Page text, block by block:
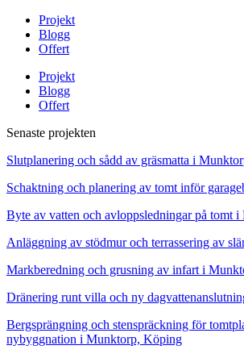
Projekt
Blogg
Offert
Projekt
Blogg
Offert
Senaste projekten
Slutplanering och sådd av gräsmatta i
Schaktning och planering av tomt inför
Byte av vatten och avloppsledningar på tomt
Anläggning av stödmur och terrassering av
Markberedning och grusning av infart i
Dränering runt villa och ny
Bergsprängning och stenspräckning för
nybyggnation i Munktorp, Köping